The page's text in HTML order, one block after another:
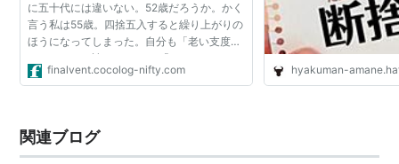
に五十代には違いない。52歳だろうか。かく
言う私は55歳。四捨五入すると繰り上がりの
ほうになってしまった。自分も「老い支度」
ではないかと読んでみた。 「はじめに」はこ
う始まる。 老後が怖い。そう思ったのは三十
finalvent.cocolog-nifty.com hyakuman-
関連ブログ